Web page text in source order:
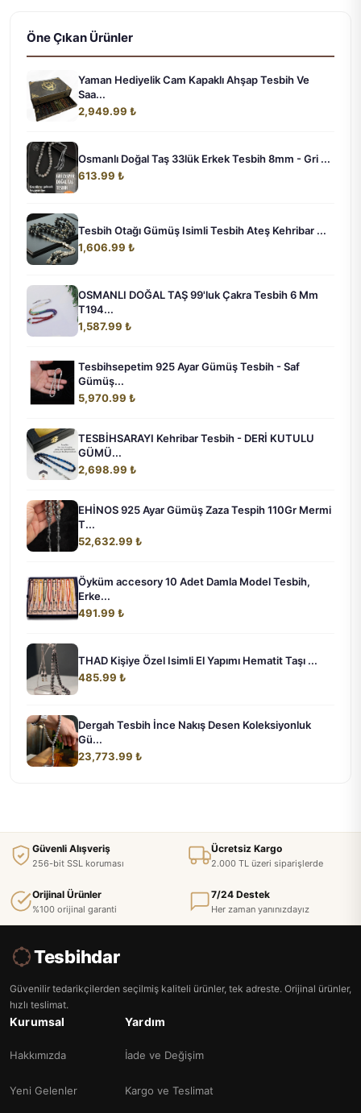
Öne Çıkan Ürünler
Yaman Hediyelik Cam Kapaklı Ahşap Tesbih Ve
Saa...
2,949.99 ₺
Osmanlı Doğal Taş 33lük Erkek Tesbih 8mm - Gri ...
613.99 ₺
Tesbih Otağı Gümüş Isimli Tesbih Ateş Kehribar ...
1,606.99 ₺
OSMANLI DOĞAL TAŞ 99'luk Çakra Tesbih 6 Mm
T194...
1,587.99 ₺
Tesbihsepetim 925 Ayar Gümüş Tesbih - Saf
Gümüş...
5,970.99 ₺
TESBİHSARAYI Kehribar Tesbih - DERİ KUTULU
GÜMÜ...
2,698.99 ₺
EHİNOS 925 Ayar Gümüş Zaza Tespih 110Gr Mermi
T...
52,632.99 ₺
Öyküm accesory 10 Adet Damla Model Tesbih,
Erke...
491.99 ₺
THAD Kişiye Özel Isimli El Yapımı Hematit Taşı ...
485.99 ₺
Dergah Tesbih İnce Nakış Desen Koleksiyonluk
Gü...
23,773.99 ₺
Güvenli Alışveriş
256-bit SSL koruması
Ücretsiz Kargo
2.000 TL üzeri siparişlerde
Orijinal Ürünler
%100 orijinal garanti
7/24 Destek
Her zaman yanınızdayız
Tesbihdar
Güvenilir tedarikçilerden seçilmiş kaliteli ürünler, tek adreste. Orijinal ürünler,
hızlı teslimat.
Kurumsal
Hakkımızda
Yeni Gelenler
Yardım
İade ve Değişim
Kargo ve Teslimat